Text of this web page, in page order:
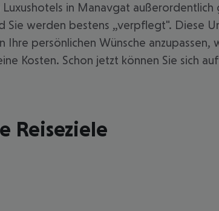
in Manavgat
Sie werden bestens „verpflegt". Diese
persönlichen Wünsche anzupassen,
Kosten. Schon jetzt können Sie sich
Reiseziele